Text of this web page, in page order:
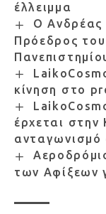
έλλειμμα
Ο Ανδρέας
Πρόεδρος
κίνηση στο
έρχεται στην
των Αφίξεων